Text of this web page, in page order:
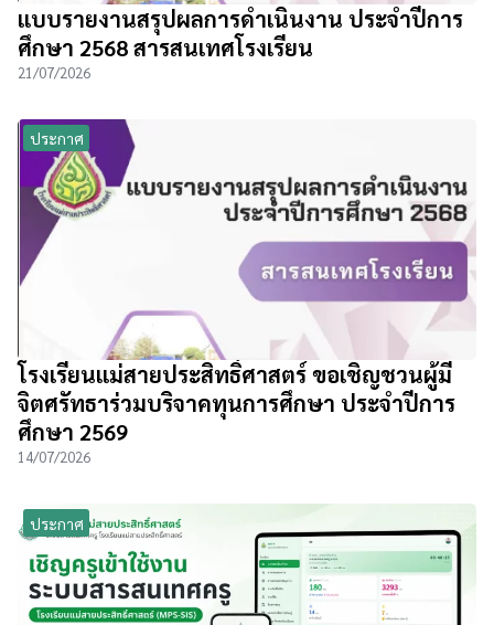
แบบรายงานสรุปผลการดำเนินงาน ประจำปีการ
ศึกษา 2568 สารสนเทศโรงเรียน
21/07/2026
ประกาศ
โรงเรียนแม่สายประสิทธิ์ศาสตร์ ขอเชิญชวนผู้มี
จิตศรัทธาร่วมบริจาคทุนการศึกษา ประจำปีการ
ศึกษา 2569
14/07/2026
ประกาศ